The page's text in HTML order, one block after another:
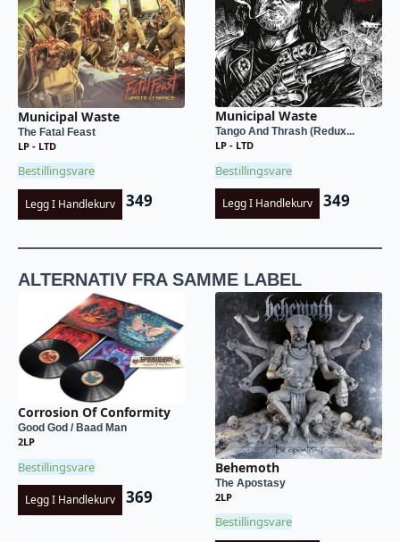
Municipal Waste
The Fatal Feast
LP - LTD
Bestillingsvare
Legg I Handlekurv 349
Municipal Waste
Tango And Thrash (Redux...
LP - LTD
Bestillingsvare
Legg I Handlekurv 349
ALTERNATIV FRA SAMME LABEL
Corrosion Of Conformity
Good God / Baad Man
2LP
Bestillingsvare
Legg I Handlekurv 369
Behemoth
The Apostasy
2LP
Bestillingsvare